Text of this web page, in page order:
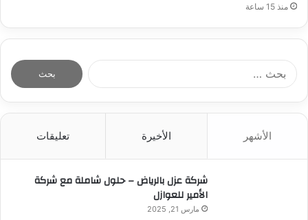
منذ 15 ساعة
الأشهر الأخيرة تعليقات
شركة عزل بالرياض – حلول شاملة مع شركة
الأمير للعوازل
مارس 21, 2025